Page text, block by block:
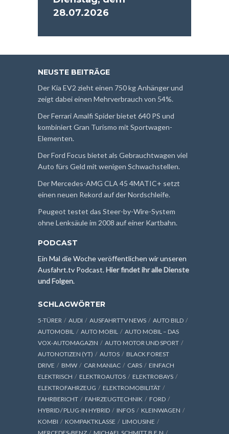
28.07.2026
NEUSTE BEITRÄGE
Der Kia EV2 zieht einen 750 kg Anhänger und
zeigt dabei einen Mehrverbrauch von 54%.
Der Ferrari Amalfi Spider bietet 640 PS und
kombiniert Gran Turismo mit Sportwagen-
Elementen.
Der Ford Focus bietet als Gebrauchtwagen viel
Auto fürs Geld mit wenigen Schwachstellen.
Der Mercedes-AMG CLA 45 4MATIC+ setzt
einen neuen Rekord auf der Nordschleife.
Peugeot testet das Steer-by-Wire-System
ohne Lenksäule im 2008 auf einer Kartbahn.
PODCAST
Ein Mal die Woche veröffentlichen wir unseren
Ausfahrt.tv Podcast.Hier findet ihr alle Dienste
und Folgen.
SCHLAGWÖRTER
5-TÜRER AUDI AUSFAHRTTV NEWS
AUTO BILD
AUTOMOBIL
AUTO MOBIL
AUTO MOBIL – DAS
VOX-AUTOMAGAZIN
AUTO MOTOR UND SPORT
AUTONOTIZEN (YT)
AUTOS
BLACK FOREST
DRIVE
BMW CAR MANIAC CARS
EINFACH
ELEKTRISCH
ELEKTROAUTOS
ELEKTROBAYS
ELEKTROFAHRZEUG
ELEKTROMOBILITÄT
FAHRBERICHT
FAHRZEUGTECHNIK
FORD
HYBRID / PLUG-IN HYBRID
INFOS
KLEINWAGEN
KOMBI
KOMPAKTKLASSE
LIMOUSINE